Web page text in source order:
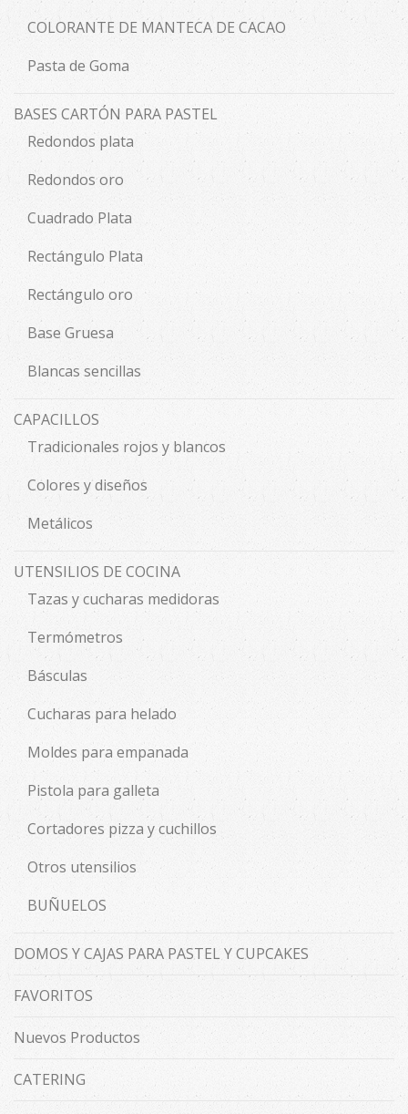
COLORANTE DE MANTECA DE CACAO
Pasta de Goma
BASES CARTÓN PARA PASTEL
Redondos plata
Redondos oro
Cuadrado Plata
Rectángulo Plata
Rectángulo oro
Base Gruesa
Blancas sencillas
CAPACILLOS
Tradicionales rojos y blancos
Colores y diseños
Metálicos
UTENSILIOS DE COCINA
Tazas y cucharas medidoras
Termómetros
Básculas
Cucharas para helado
Moldes para empanada
Pistola para galleta
Cortadores pizza y cuchillos
Otros utensilios
BUÑUELOS
DOMOS Y CAJAS PARA PASTEL Y CUPCAKES
FAVORITOS
Nuevos Productos
CATERING